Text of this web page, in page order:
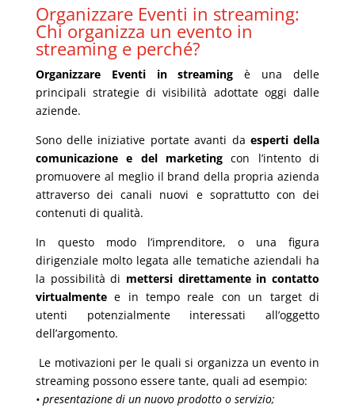
Organizzare Eventi in streaming:
Chi organizza un evento in
streaming e perché?
Organizzare Eventi in streaming è una delle
principali strategie di visibilità adottate oggi dalle
aziende.
Sono delle iniziative portate avanti da esperti della
comunicazione e del marketing con l’intento di
promuovere al meglio il brand della propria azienda
attraverso dei canali nuovi e soprattutto con dei
contenuti di qualità.
In questo modo l’imprenditore, o una figura
dirigenziale molto legata alle tematiche aziendali ha
la possibilità di mettersi direttamente in contatto
virtualmentee in tempo reale con un target di
utenti potenzialmente interessati all’oggetto
dell’argomento.
Le motivazioni per le quali si organizza un evento in
streaming possono essere tante, quali ad esempio:
• presentazione di un nuovo prodotto o servizio;